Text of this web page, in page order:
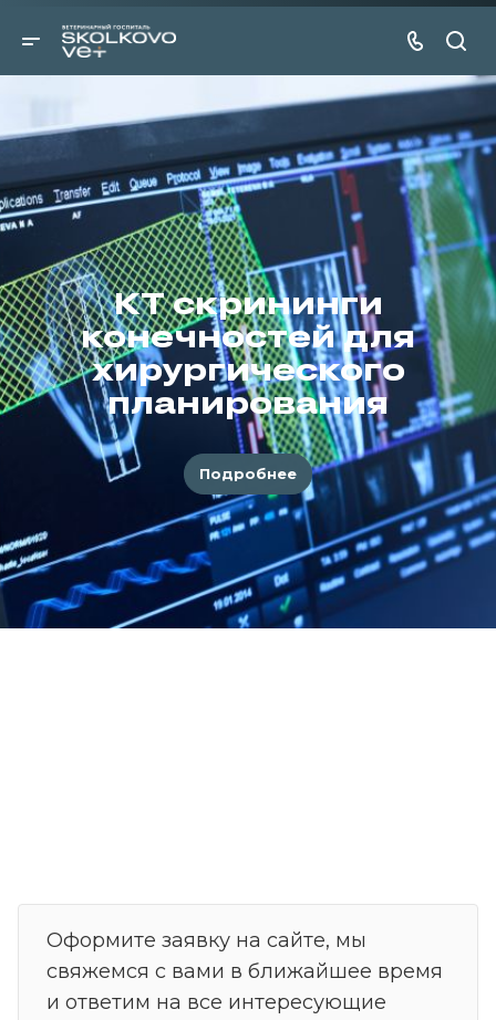
КТ скрининги
конечностей для
хирургического
планирования
Подробнее
Оформите заявку на сайте, мы
свяжемся с вами в ближайшее время
и ответим на все интересующие